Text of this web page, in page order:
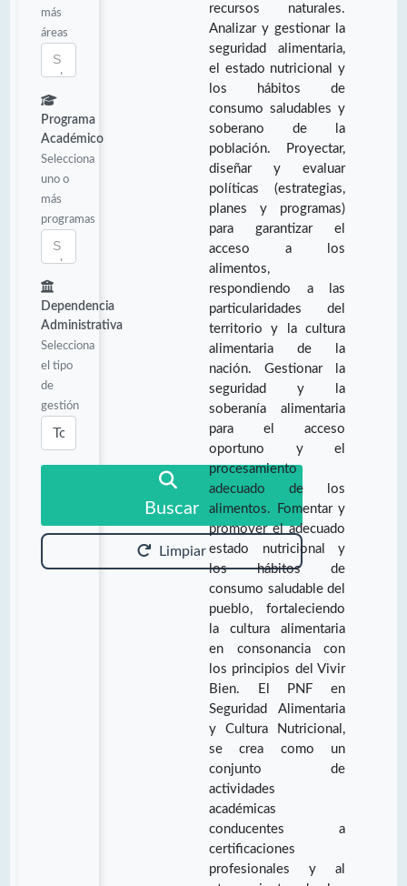
más
áreas
Programa
Académico
Selecciona
uno o
más
programas
Dependencia
Administrativa
Selecciona
el tipo
de
gestión
Buscar
Limpiar
recursos naturales.
Analizar y gestionar la
seguridad alimentaria,
el estado nutricional y
los hábitos de
consumo saludables y
soberano de la
población. Proyectar,
diseñar y evaluar
políticas (estrategias,
planes y programas)
para garantizar el
acceso a los
alimentos,
respondiendo a las
particularidades del
territorio y la cultura
alimentaria de la
nación. Gestionar la
seguridad y la
soberanía alimentaria
para el acceso
oportuno y el
procesamiento
adecuado de los
alimentos. Fomentar y
promover el adecuado
estado nutricional y
los hábitos de
consumo saludable del
pueblo, fortaleciendo
la cultura alimentaria
en consonancia con
los principios del Vivir
Bien. El PNF en
Seguridad Alimentaria
y Cultura Nutricional,
se crea como un
conjunto de
actividades
académicas
conducentes a
certificaciones
profesionales y al